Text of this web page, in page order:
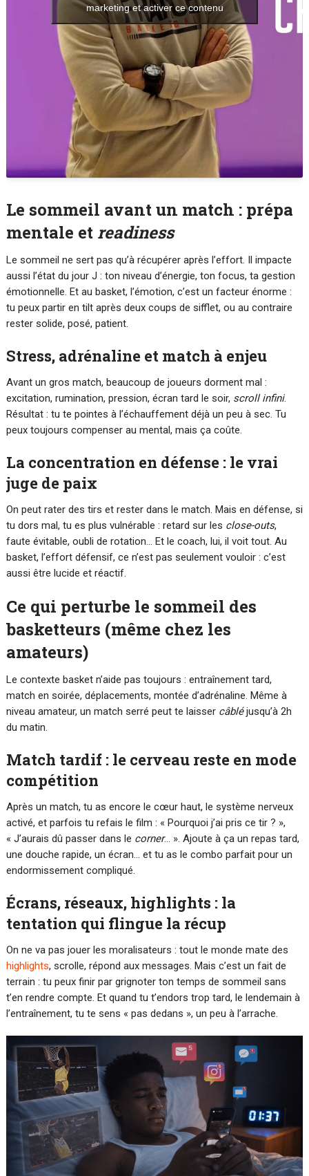
marketing et activer ce contenu
Le sommeil avant un match : prépa
mentale et readiness
Le sommeil ne sert pas qu’à récupérer après l’effort. Il impacte
aussi l’état du jour J : ton niveau d’énergie, ton focus, ta gestion
émotionnelle. Et au basket, l’émotion, c’est un facteur énorme :
tu peux partir en tilt après deux coups de sifflet, ou au contraire
rester solide, posé, patient.
Stress, adrénaline et match à enjeu
Avant un gros match, beaucoup de joueurs dorment mal :
excitation, rumination, pression, écran tard le soir, scroll infini.
Résultat : tu te pointes à l’échauffement déjà un peu à sec. Tu
peux toujours compenser au mental, mais ça coûte.
La concentration en défense : le vrai
juge de paix
On peut rater des tirs et rester dans le match. Mais en défense, si
tu dors mal, tu es plus vulnérable : retard sur les close-outs,
faute évitable, oubli de rotation… Et le coach, lui, il voit tout. Au
basket, l’effort défensif, ce n’est pas seulement vouloir : c’est
aussi être lucide et réactif.
Ce qui perturbe le sommeil des
basketteurs (même chez les
amateurs)
Le contexte basket n’aide pas toujours : entraînement tard,
match en soirée, déplacements, montée d’adrénaline. Même à
niveau amateur, un match serré peut te laisser câbléjusqu’à 2h
du matin.
Match tardif : le cerveau reste en mode
compétition
Après un match, tu as encore le cœur haut, le système nerveux
activé, et parfois tu refais le film : « Pourquoi j’ai pris ce tir ? »,
« J’aurais dû passer dans le corner… ». Ajoute à ça un repas tard,
une douche rapide, un écran… et tu as le combo parfait pour un
endormissement compliqué.
Écrans, réseaux, highlights : la
tentation qui flingue la récup
On ne va pas jouer les moralisateurs : tout le monde mate des
highlights, scrolle, répond aux messages. Mais c’est un fait de
terrain : tu peux finir par grignoter ton temps de sommeil sans
t’en rendre compte. Et quand tu t’endors trop tard, le lendemain à
l’entraînement, tu te sens « pas dedans », un peu à l’arrache.